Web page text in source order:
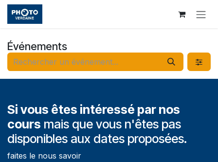
Se rendre au contenu
Événements
Si vous êtes intéressé par nos
cours mais que vous n'êtes pas
disponibles aux dates proposées.
faites le nous savoir